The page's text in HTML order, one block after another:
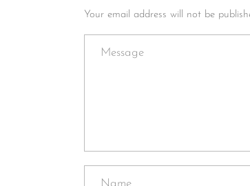
Your email address will not be